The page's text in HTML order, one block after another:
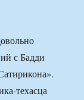
с Бадди
техасца